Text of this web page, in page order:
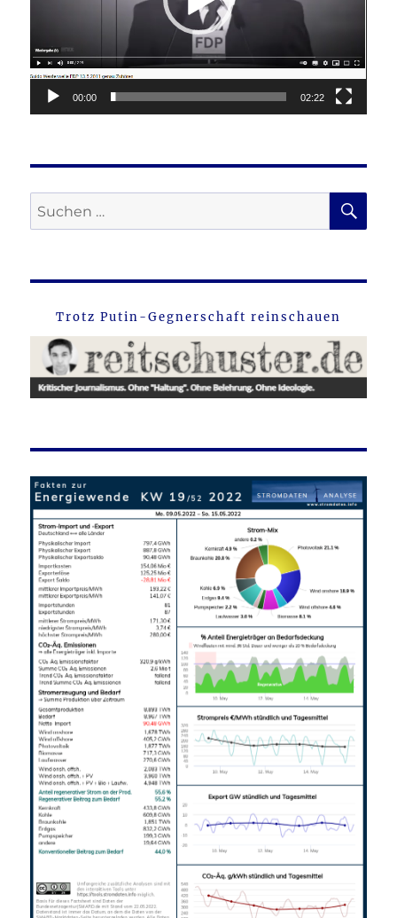
00:00 02:22
Suche
nach:
Trotz Putin-Gegnerschaft reinschauen